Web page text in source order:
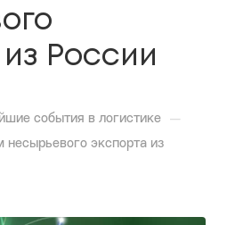
России
события в логистике —
экспорта из